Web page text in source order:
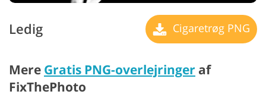
Ledig Cigaretrøg PNG
Mere Gratis PNG-overlejringer af
FixThePhoto